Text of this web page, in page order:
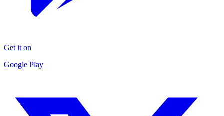
Get it on
Google Play